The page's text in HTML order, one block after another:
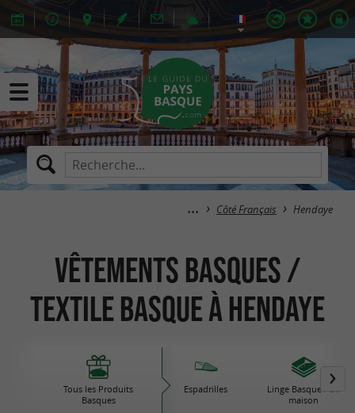
Côté Français Hendaye
Vêtements Basques /
Textile Basque à Hendaye
Tous les Produits
Basques
Espadrilles
Linge Basque / de
maison